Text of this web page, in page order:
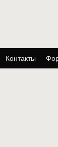
Контакты